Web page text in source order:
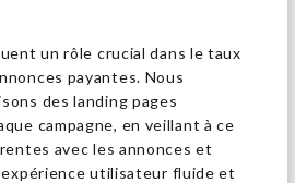
un rôle crucial dans le taux
payantes. Nous
des landing pages
campagne, en veillant à ce
avec les annonces et
utilisateur fluide et